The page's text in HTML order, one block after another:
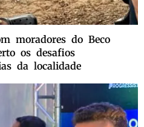
moradores do Beco
os desafios
da localidade